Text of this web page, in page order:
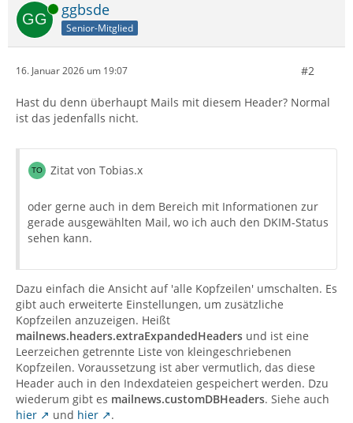
Online ggbsde
Senior-Mitglied
16. Januar 2026 um 19:07 #2
Hast du denn überhaupt Mails mit diesem Header? Normal
ist das jedenfalls nicht.
Zitat von Tobias.x
oder gerne auch in dem Bereich mit Informationen zur
gerade ausgewählten Mail, wo ich auch den DKIM-Status
sehen kann.
Dazu einfach die Ansicht auf 'alle Kopfzeilen' umschalten. Es
gibt auch erweiterte Einstellungen, um zusätzliche
Kopfzeilen anzuzeigen. Heißt
mailnews.headers.extraExpandedHeaders und ist eine
Leerzeichen getrennte Liste von kleingeschriebenen
Kopfzeilen. Voraussetzung ist aber vermutlich, das diese
Header auch in den Indexdateien gespeichert werden. Dzu
wiederum gibt es mailnews.customDBHeaders. Siehe auch
hier
und hier .